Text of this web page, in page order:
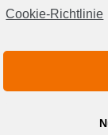
Cookie-Richtlinie